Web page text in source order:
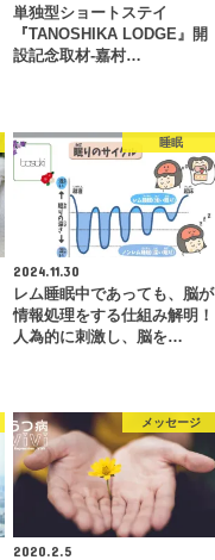
単独型ショートステイ
『TANOSHIKA LODGE』開
設記念取材-嘉村…
睡眠
2024.11.30
レム睡眠中であっても、脳が
情報処理をする仕組み解明！
人為的に刺激し、脳を…
メッセージ
2020.2.5